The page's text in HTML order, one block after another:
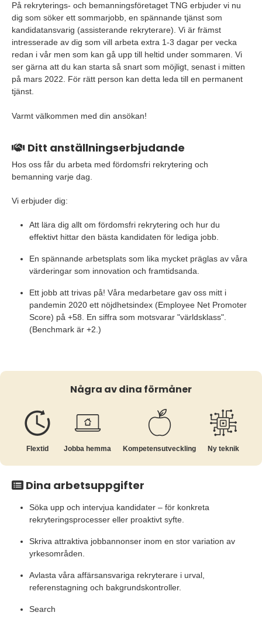
På rekryterings- och bemanningsföretaget TNG erbjuder vi nu
dig som söker ett sommarjobb, en spännande tjänst som
kandidatansvarig (assisterande rekryterare). Vi är främst
intresserade av dig som vill arbeta extra 1-3 dagar per vecka
redan i vår men som kan gå upp till heltid under sommaren. Vi
ser gärna att du kan starta så snart som möjligt, senast i mitten
på mars 2022. För rätt person kan detta leda till en permanent
tjänst.
Varmt välkommen med din ansökan!
Ditt anställningserbjudande
Hos oss får du arbeta med fördomsfri rekrytering och
bemanning varje dag.
Vi erbjuder dig:
Att lära dig allt om fördomsfri rekrytering och hur du
effektivt hittar den bästa kandidaten för lediga jobb.
En spännande arbetsplats som lika mycket präglas av våra
värderingar som innovation och framtidsanda.
Ett jobb att trivas på! Våra medarbetare gav oss mitt i
pandemin 2020 ett nöjdhetsindex (Employee Net Promoter
Score) på +58. En siffra som motsvarar "världsklass".
(Benchmark är +2.)
Några av dina förmåner
Flextid Jobba hemma Kompetens­utveckling Ny teknik
Dina arbetsuppgifter
Söka upp och intervjua kandidater – för konkreta
rekryteringsprocesser eller proaktivt syfte.
Skriva attraktiva jobbannonser inom en stor variation av
yrkesområden.
Avlasta våra affärsansvariga rekryterare i urval,
referenstagning och bakgrundskontroller.
Search